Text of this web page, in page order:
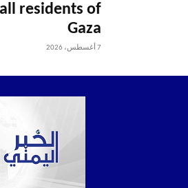
residents of
Gaza
7 أغسطس، 2026